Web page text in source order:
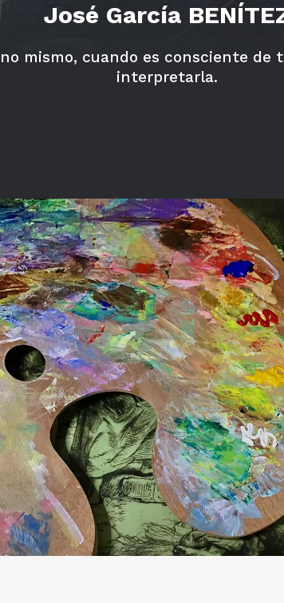
José García
mismo, cuando es consciente de
interpretarla.